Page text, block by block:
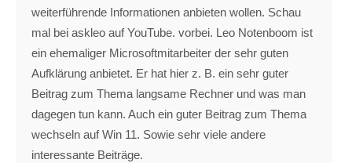
weiterführende Informationen anbieten wollen. Schau
mal bei askleo auf YouTube. vorbei. Leo Notenboom ist
ein ehemaliger Microsoftmitarbeiter der sehr guten
Aufklärung anbietet. Er hat hier z. B. ein sehr guter
Beitrag zum Thema langsame Rechner und was man
dagegen tun kann. Auch ein guter Beitrag zum Thema
wechseln auf Win 11. Sowie sehr viele andere
interessante Beiträge.